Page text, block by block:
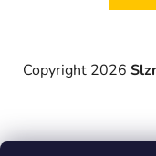
t
Copyright 2026